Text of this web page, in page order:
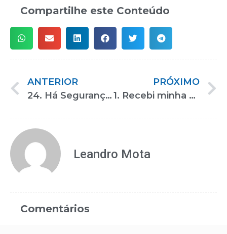
Compartilhe este Conteúdo
ANTERIOR
24. Há Segurança no evento ou devo contratar o serviço para o meu estande?
PRÓXIMO
1. Recebi minha credencial antecipada. Preciso fazer o credenciamento no local?
Leandro Mota
Comentários